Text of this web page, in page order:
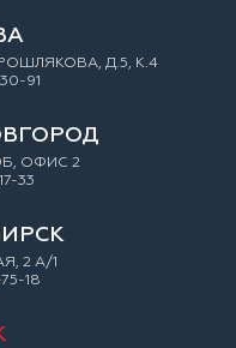
Д.5, К.4
91
ОФИС 2
33
2 А/1
18